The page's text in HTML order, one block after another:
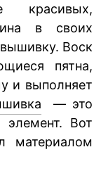
красивых,
в своих
Воск
пятна,
и выполняет
— это
элемент. Вот
материалом